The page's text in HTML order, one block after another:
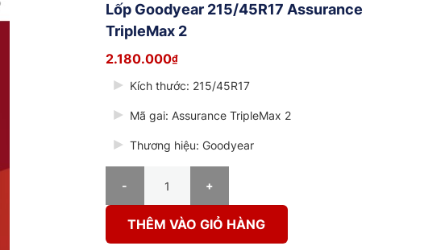
Lốp Goodyear 215/45R17 Assurance
TripleMax 2
2.180.000₫
Kích thước: 215/45R17
Mã gai: Assurance TripleMax 2
Thương hiệu: Goodyear
THÊM VÀO GIỎ HÀNG